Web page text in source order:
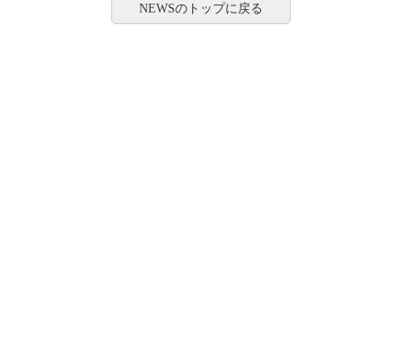
NEWSのトップに戻る